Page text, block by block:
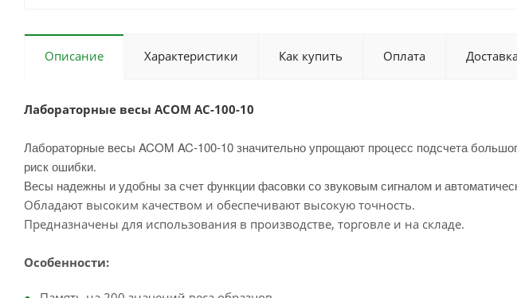
Описание Характеристики Как купить Оплата
Лабораторные весы ACOM AC-100-10
Лабораторные весы ACOM AC-100-10значительно упрощают процесс подсчета
риск ошибки.
Весы надежны и удобны за счет функции фасовки со звуковым сигналом и
Обладают высоким качеством и обеспечивают высокую точность.
Предназначены для использования в производстве, торговле и на складе.
Особенности: